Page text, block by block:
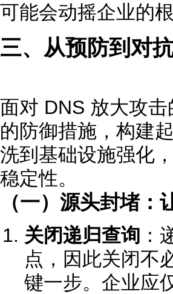
可能会动摇企业的
三、从预防到对
面对 DNS 放大攻
的防御措施，构建
洗到基础设施强化
稳定性。
（一）源头封堵
关闭递归查询 ：
点，因此关闭不
键一步。企业应